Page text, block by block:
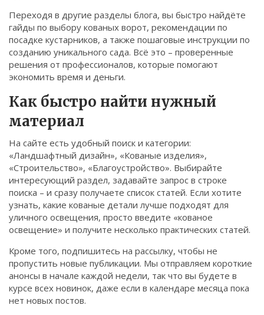
Переходя в другие разделы блога, вы быстро найдёте
гайды по выбору кованых ворот, рекомендации по
посадке кустарников, а также пошаговые инструкции по
созданию уникального сада. Всё это – проверенные
решения от профессионалов, которые помогают
экономить время и деньги.
Как быстро найти нужный
материал
На сайте есть удобный поиск и категории:
«Ландшафтный дизайн», «Кованые изделия»,
«Строительство», «Благоустройство». Выбирайте
интересующий раздел, задавайте запрос в строке
поиска – и сразу получаете список статей. Если хотите
узнать, какие кованые детали лучше подходят для
уличного освещения, просто введите «кованое
освещение» и получите несколько практических статей.
Кроме того, подпишитесь на рассылку, чтобы не
пропустить новые публикации. Мы отправляем короткие
анонсы в начале каждой недели, так что вы будете в
курсе всех новинок, даже если в календаре месяца пока
нет новых постов.